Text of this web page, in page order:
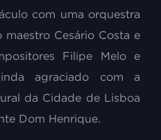
com uma orquestra
Cesário Costa e
Filipe Melo e
agraciado com a
da Cidade de Lisboa
Dom Henrique.